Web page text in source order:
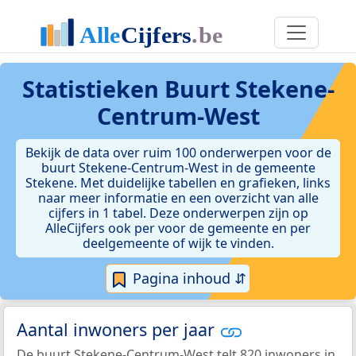
Statistieken Buurt Stekene-
Centrum-West
Bekijk de data over ruim 100 onderwerpen voor de
buurt Stekene-Centrum-West in de gemeente
Stekene. Met duidelijke tabellen en grafieken, links
naar meer informatie en een overzicht van alle
cijfers in 1 tabel. Deze onderwerpen zijn op
AlleCijfers ook per voor de gemeente en per
deelgemeente of wijk te vinden.
Pagina inhoud ⇵
Aantal inwoners per jaar